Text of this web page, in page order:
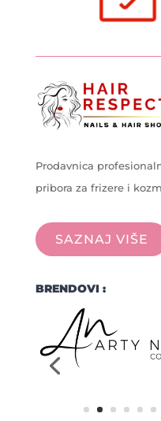
Prodavnica
pribora za frizere i
SAZNAJ VIŠE
BRENDOVI :